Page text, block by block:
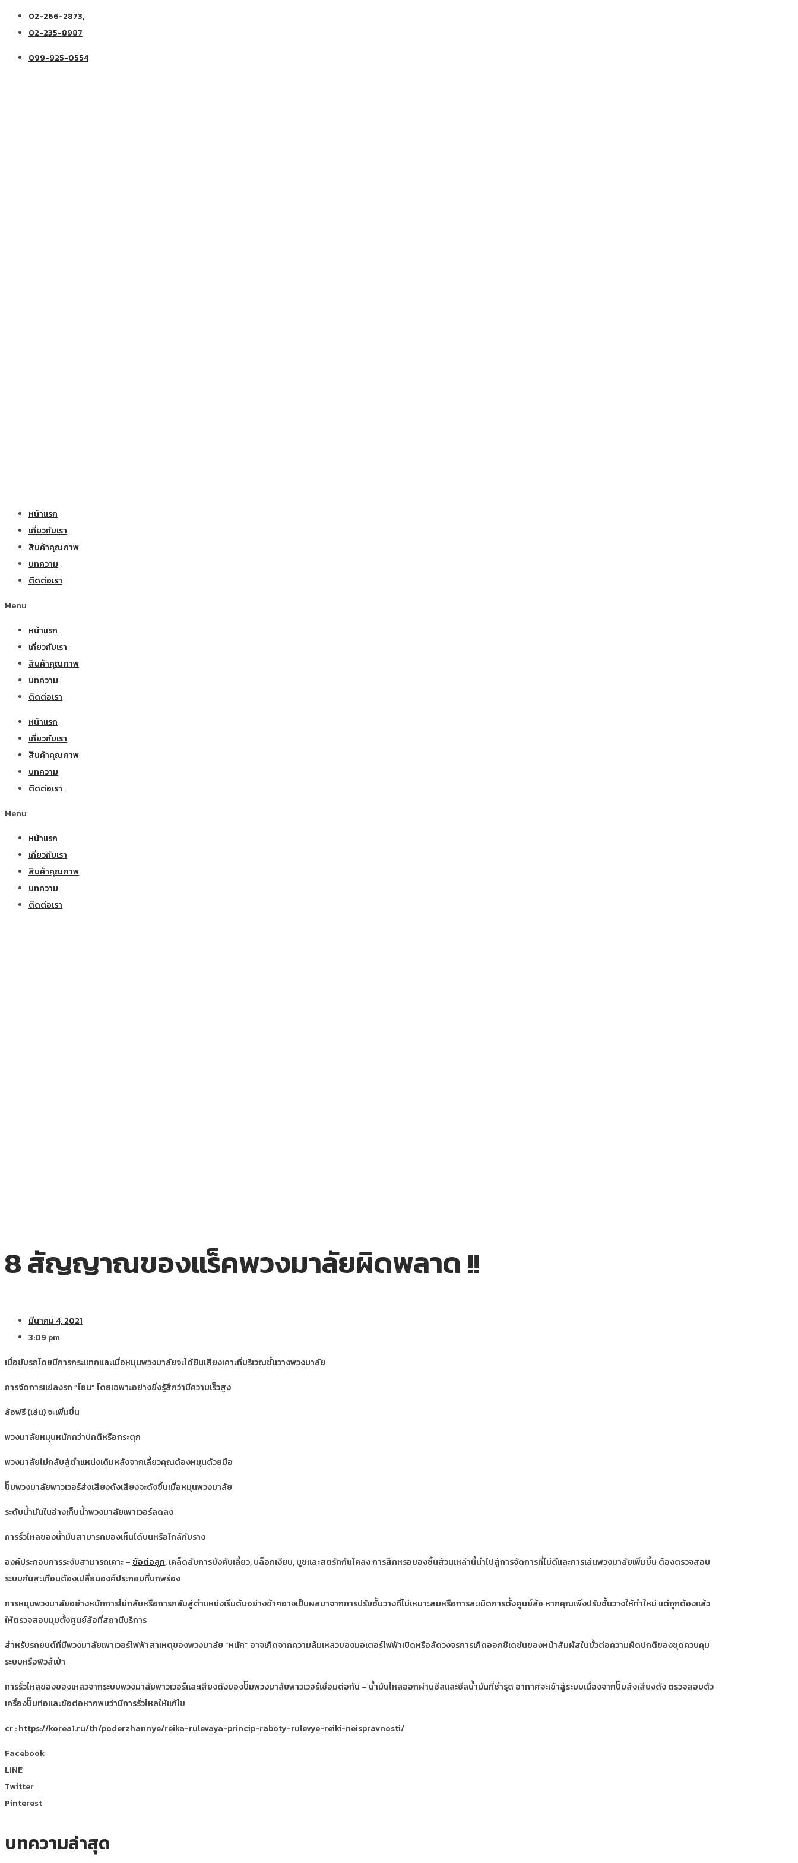
02-266-2873,
02-235-8987
099-925-0554
หน้าแรก
เกี่ยวกับเรา
สินค้าคุณภาพ
บทความ
ติดต่อเรา
Menu
หน้าแรก
เกี่ยวกับเรา
สินค้าคุณภาพ
บทความ
ติดต่อเรา
หน้าแรก
เกี่ยวกับเรา
สินค้าคุณภาพ
บทความ
ติดต่อเรา
Menu
หน้าแรก
เกี่ยวกับเรา
สินค้าคุณภาพ
บทความ
ติดต่อเรา
8 สัญญาณของแร็คพวงมาลัยผิดพลาด !!
มีนาคม 4, 2021
3:09 pm
เมื่อขับรถโดยมีการกระแทกและเมื่อหมุนพวงมาลัยจะได้ยินเสียงเคาะที่บริเวณชั้นวางพวงมาลัย
การจัดการแย่ลงรถ “โยน” โดยเฉพาะอย่างยิ่งรู้สึกว่ามีความเร็วสูง
ล้อฟรี (เล่น) จะเพิ่มขึ้น
พวงมาลัยหมุนหนักกว่าปกติหรือกระตุก
พวงมาลัยไม่กลับสู่ตำแหน่งเดิมหลังจากเลี้ยวคุณต้องหมุนด้วยมือ
ปั๊มพวงมาลัยพาวเวอร์ส่งเสียงดังเสียงจะดังขึ้นเมื่อหมุนพวงมาลัย
ระดับน้ำมันในอ่างเก็บน้ำพวงมาลัยเพาเวอร์ลดลง
การรั่วไหลของน้ำมันสามารถมองเห็นได้บนหรือใกล้กับราง
องค์ประกอบการระงับสามารถเคาะ – ข้อต่อลูก, เคล็ดลับการบังคับเลี้ยว, บล็อกเงียบ, บูชและสตรัทกันโคลง การสึกหรอของชิ้นส่วนเหล่านี้นำไปสู่การจัดการที่ไม่ดีและการเล่นพวงมาลัยเพิ่มขึ้น ต้องตรวจสอบ
ระบบกันสะเทือนต้องเปลี่ยนองค์ประกอบที่บกพร่อง
การหมุนพวงมาลัยอย่างหนักการไม่กลับหรือการกลับสู่ตำแหน่งเริ่มต้นอย่างช้าๆอาจเป็นผลมาจากการปรับชั้นวางที่ไม่เหมาะสมหรือการละเมิดการตั้งศูนย์ล้อ หากคุณเพิ่งปรับชั้นวางให้ทำใหม่ แต่ถูกต้องแล้ว
ให้ตรวจสอบมุมตั้งศูนย์ล้อที่สถานีบริการ
สำหรับรถยนต์ที่มีพวงมาลัยเพาเวอร์ไฟฟ้าสาเหตุของพวงมาลัย “หนัก” อาจเกิดจากความล้มเหลวของมอเตอร์ไฟฟ้าเปิดหรือลัดวงจรการเกิดออกซิเดชันของหน้าสัมผัสในขั้วต่อความผิดปกติของชุดควบคุม
ระบบหรือฟิวส์เป่า
การรั่วไหลของของเหลวจากระบบพวงมาลัยพาวเวอร์และเสียงดังของปั๊มพวงมาลัยพาวเวอร์เชื่อมต่อกัน – น้ำมันไหลออกผ่านซีลและซีลน้ำมันที่ชำรุด อากาศจะเข้าสู่ระบบเนื่องจากปั๊มส่งเสียงดัง ตรวจสอบตัว
เครื่องปั๊มท่อและข้อต่อหากพบว่ามีการรั่วไหลให้แก้ไข
cr : https://korea1.ru/th/poderzhannye/reika-rulevaya-princip-raboty-rulevye-reiki-neispravnosti/
Facebook
LINE
Twitter
Pinterest
บทความล่าสุด